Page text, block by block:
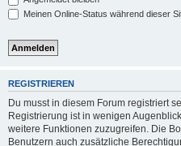
Meinen Online-Status während dieser
REGISTRIEREN
Du musst in diesem Forum registriert
Registrierung ist in wenigen
weitere Funktionen zuzugreifen. Die
Benutzern auch zusätzliche